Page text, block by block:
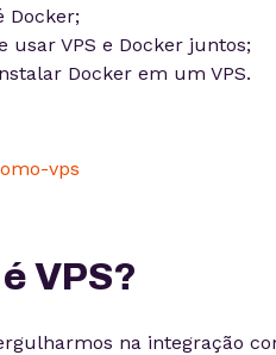
Docker;
usar VPS e Docker juntos;
Docker em um VPS.
VPS?
na integração